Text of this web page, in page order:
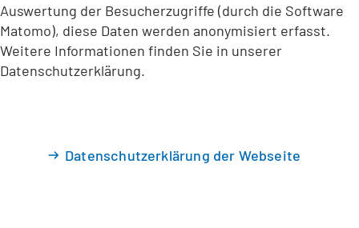
Auswertung der Besucherzugriffe (durch die Software
Matomo), diese Daten werden anonymisiert erfasst.
Weitere Informationen finden Sie in unserer
Datenschutzerklärung.
Datenschutzerklärung der Webseite